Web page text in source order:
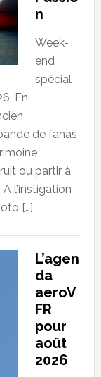
n
Week-
end
spécial
En
de fanas
ou partir à
l’instigation
[…]
L’agen
da
aeroV
FR
pour
août
2026